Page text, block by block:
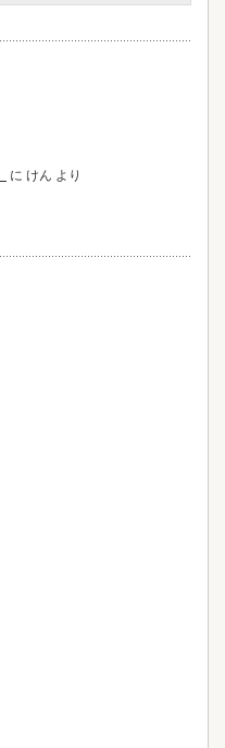
に けん より